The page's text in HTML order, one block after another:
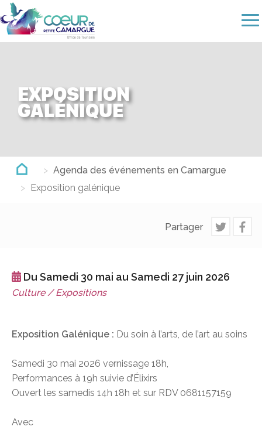
Aller
au
contenu
principal
EXPOSITION
GALÉNIQUE
Agenda des événements en Camargue
Exposition galénique
Partager
Du Samedi 30 mai au Samedi 27 juin 2026
Culture / Expositions
Exposition Galénique : Du soin à l’arts, de l’art au soins
Samedi 30 mai 2026 vernissage 18h,
Performances à 19h suivie d’Élixirs
Ouvert les samedis 14h 18h et sur RDV 0681157159
Avec